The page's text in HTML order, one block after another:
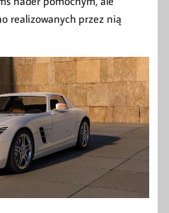
realizowanych przez nią